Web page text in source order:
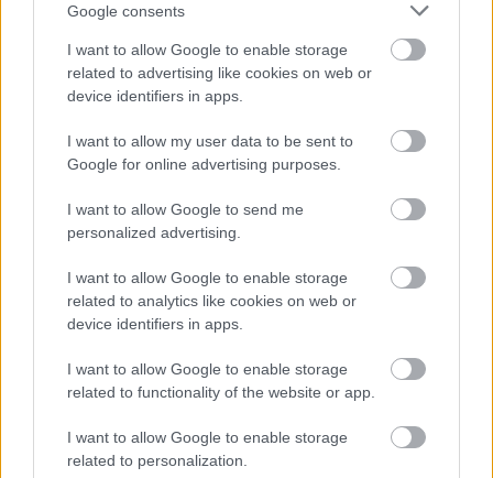
Google consents
I want to allow Google to enable storage
related to advertising like cookies on web or
device identifiers in apps.
I want to allow my user data to be sent to
Google for online advertising purposes.
I want to allow Google to send me
personalized advertising.
I want to allow Google to enable storage
related to analytics like cookies on web or
device identifiers in apps.
I want to allow Google to enable storage
related to functionality of the website or app.
I want to allow Google to enable storage
related to personalization.
„A terv szerint nem kellett volna pozíciót
cserélnünk. Amikor Carlos tiszta levegőt kapott,
gyorsabb volt azokhoz képest, akik már kiálltak,
én pedig még gyorsabb voltam a kemény
gumikon. Kicsit bonyolította a versenyemet ez a
helyzet. Furcsa volt, mert Carlos tempója
hirtelen annyira javult, hogy elkezdte megelőzni
az autókat. Meg kell hagyni neki, hogy a saját
etapját fussa. Amint tiszta levegőt kaptunk,
nyomtuk, és szerintem csapatként jól kezeltük a
helyzetet. Nem volt belőle probléma. Nem